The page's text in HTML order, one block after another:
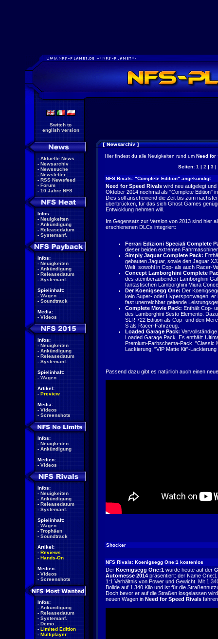
Switch to
english version
- Aktuelle News
- Newsarchiv
- Newssuche
- Newsletter
- RSS Newsfeed
- Forum
- 10 Jahre NFS
Infos:
- Neuigkeiten
- Ankündigung
- Releasedatum
- Systemanf.
Infos:
- Neuigkeiten
- Ankündigung
- Releasedatum
- Systemanf.
Spielinhalt:
- Wagen
- Soundtrack
Media:
- Videos
Infos:
- Neuigkeiten
- Ankündigung
- Releasedatum
- Systemanf.
Spielinhalt:
- Wagen
Artikel:
- Preview
Media:
- Videos
- Screenshots
Infos:
- Neuigkeiten
- Ankündigung
Medien:
- Videos
Infos:
- Neuigkeiten
- Ankündigung
- Releasedatum
- Systemanf.
Spielinhalt:
- Wagen
- Trophäen
- Soundtrack
Artikel:
- Reviews
- Hands-On
Medien:
- Videos
- Screenshots
Infos:
- Ankündigung
- Releasedatum
- Systemanf.
- Demo
- Limited Edition
- Multiplayer
Hier findest du alle Neuigkeiten rund um Need for
Seiten: 1 | 2 | 3|
NFS Rivals: "Complete Edition" angekündigt
Need for Speed Rivals wird neu aufgelegt
Oktober 2014 nochmal als "Complete Edition"
Dies soll anscheinend die Zeit bis zum
überbrücken, für das sich Ghost Games
Entwicklung nehmen will.
Im Gegensatz zur Version von 2013 sind hier
erschienenen DLCs integriert:
Ferrari Edizioni Speciali Complete
dieser beiden extremen
Simply Jaguar Complete Pack:
gebauten Jaguar, sowie den Jaguar
Welt, sowohl in Cop- als auch Racer-
Concept Lamborghini Complete
des atemberaubenden Lamborghini
fantastischen Lamborghini Miura
Der Koenigsegg One: Der
kein Super- oder Hypersportwagen,
fast unerreichbar geltende
Complete Movie Pack: Enthält Cop-
des Lamborghini Sesto Elemento.
SLR 722 Edition als Cop- und den
S als Racer-Fahrzeug.
Loaded Garage Pack:
Loaded Garage Pack. Es enthält:
Premium-Farbschema-Pack, "Classic
Lackierung, "VIP Matte Kit"-
Passend dazu gibt es natürlich auch einen
Shocker
NFS Rivals: Koenigsegg One:1 kostenlos
Der Koenigsegg One:1 wurde heute auf der
Automesse 2014 präsentiert: der Name
1:1 Verhältnis von Power und Gewicht. Mit
Bolide auf 1.340 Kilo und ist für die
Doch bevor er auf die Straßen losgelassen
neuen Wagen in Need for Speed Rivals